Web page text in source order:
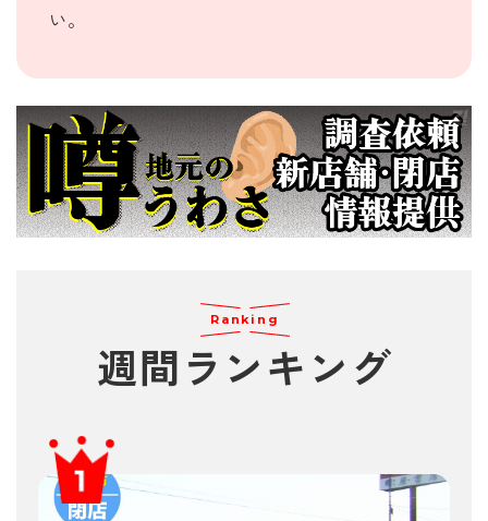
い。
Ranking
週間 ランキング